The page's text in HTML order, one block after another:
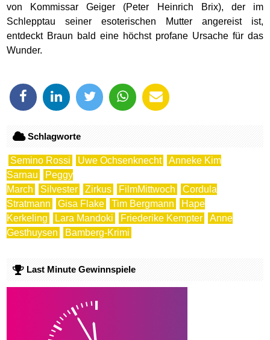
von Kommissar Geiger (Peter Heinrich Brix), der im
Schlepptau seiner esoterischen Mutter angereist ist,
entdeckt Braun bald eine höchst profane Ursache für das
Wunder.
Schlagworte
Semino Rossi Uwe Ochsenknecht
Anneke Kim
Sarnau
Peggy
March
Silvester Zirkus FilmMittwoch
Cordula
Stratmann
Gisa Flake Tim Bergmann
Hape
Kerkeling
Lara Mandoki Friederike Kempter
Anne
Gesthuysen
Bamberg-Krimi
Last Minute Gewinnspiele